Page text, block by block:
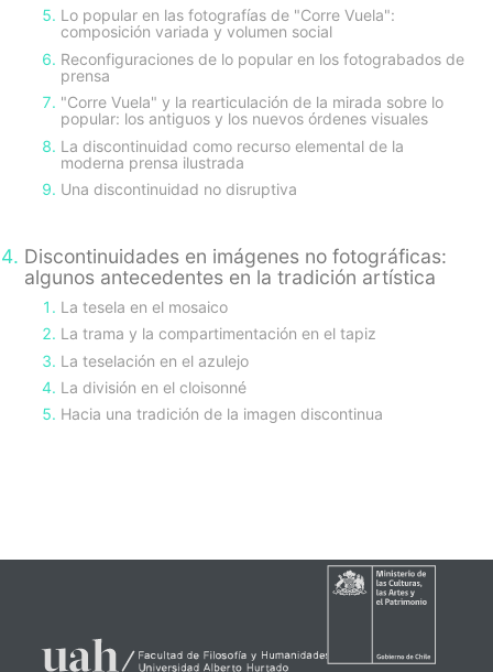
Lo popular en las fotografías de "Corre Vuela":
composición variada y volumen social
Reconfiguraciones de lo popular en los fotograbados de
prensa
"Corre Vuela" y la rearticulación de la mirada sobre lo
popular: los antiguos y los nuevos órdenes visuales
La discontinuidad como recurso elemental de la
moderna prensa ilustrada
Una discontinuidad no disruptiva
Discontinuidades en imágenes no fotográficas:
algunos antecedentes en la tradición artística
La tesela en el mosaico
La trama y la compartimentación en el tapiz
La teselación en el azulejo
La división en el cloisonné
Hacia una tradición de la imagen discontinua